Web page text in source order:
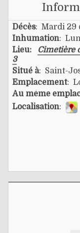
Décès: Mardi 29
Inhumation:
Lieu:
Cimetière
3
Situé à: Saint-
Emplacement:
Au même
Localisation: